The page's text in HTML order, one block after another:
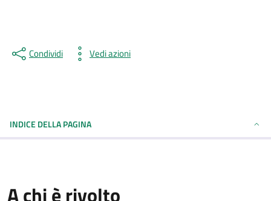
Condividi Vedi azioni
INDICE DELLA PAGINA
A chi è rivolto